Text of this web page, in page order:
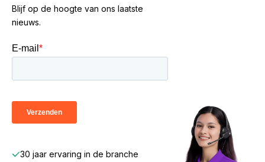
Garantie
standaard 1 jaar garantie.
verkopen?
Meld jehieraan voor ons speciale partner
programma en wordt reseller van een van onze
Blijf op de hoogte van ons laatste
nieuws.
30 jaar ervaring in de branche